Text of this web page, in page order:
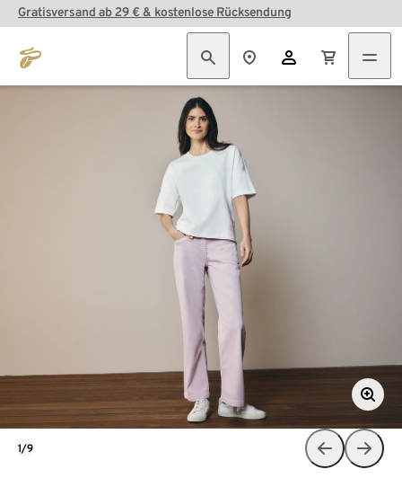
Gratisversand ab 29 € & kostenlose Rücksendung
1/9